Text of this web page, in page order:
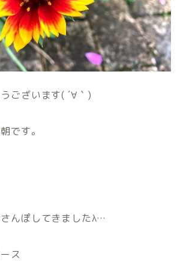
ございます( ´∀｀)
です。
んぽしてきましたλ…
ス